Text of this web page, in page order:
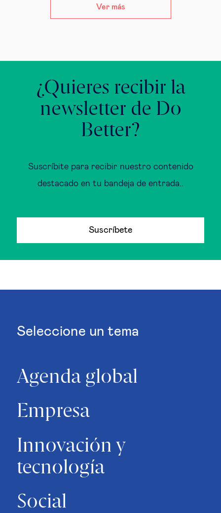
Ver más
¿Quieres recibir la
newsletter de Do
Better?
Suscríbite para recibir nuestro contenido
destacado en tu bandeja de entrada..
Suscríbete
Seleccione un tema
Agenda global
Empresa
Innovación y
tecnología
Social